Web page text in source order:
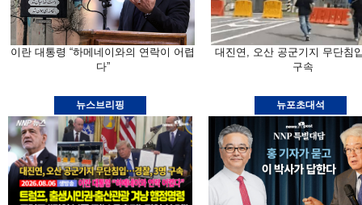
이란 대통령 “하메네이와의 연락이 어렵
다”
대진연, 오산 공군기지 무단침
구속
뉴스브리핑 뉴포초대석